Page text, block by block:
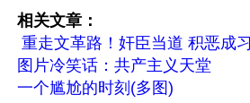
相关文章：
重走文革路！奸臣当道 积恶成习
图片冷笑话：共产主义天堂
一个尴尬的时刻(多图)